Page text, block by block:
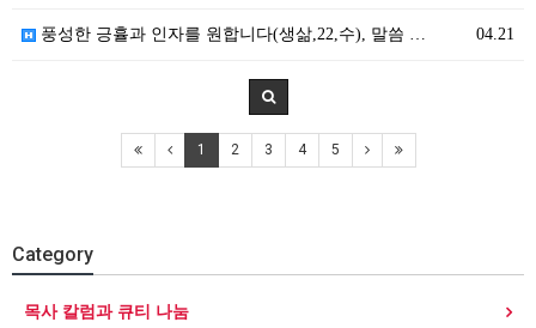
04.21
풍성한 긍휼과 인자를 원합니다(생삶,22,수), 말씀 …
1 2 3 4 5
Category
목사 칼럼과 큐티 나눔